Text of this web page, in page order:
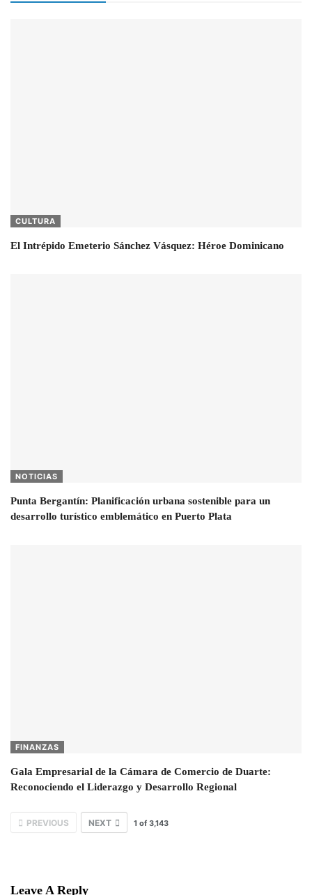
CULTURA
El Intrépido Emeterio Sánchez Vásquez: Héroe Dominicano
NOTICIAS
Punta Bergantín: Planificación urbana sostenible para un
desarrollo turístico emblemático en Puerto Plata
FINANZAS
Gala Empresarial de la Cámara de Comercio de Duarte:
Reconociendo el Liderazgo y Desarrollo Regional
PREVIOUS NEXT 1 of 3,143
Leave A Reply